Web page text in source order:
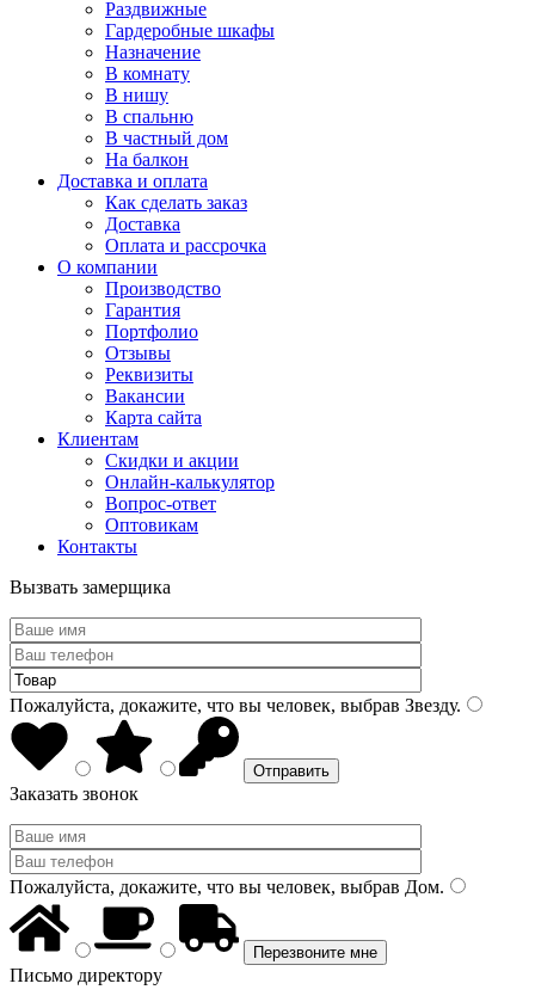
Раздвижные
Гардеробные шкафы
Назначение
В комнату
В нишу
В спальню
В частный дом
На балкон
Доставка и оплата
Как сделать заказ
Доставка
Оплата и рассрочка
О компании
Производство
Гарантия
Портфолио
Отзывы
Реквизиты
Вакансии
Карта сайта
Клиентам
Скидки и акции
Онлайн-калькулятор
Вопрос-ответ
Оптовикам
Контакты
Вызвать замерщика
Пожалуйста, докажите, что вы человек, выбрав Звезду.
Заказать звонок
Пожалуйста, докажите, что вы человек, выбрав Дом.
Письмо директору